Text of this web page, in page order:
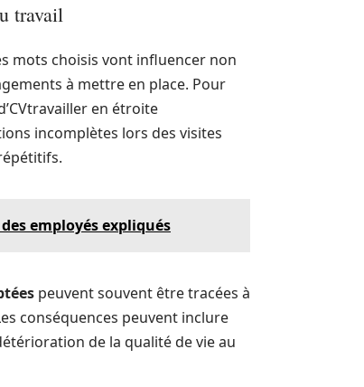
travail
mots choisis vont influencer non
à mettre en place. Pour
en étroite
incomplètes lors des visites
employés expliqués
peuvent souvent être tracées à
conséquences peuvent inclure
de la qualité de vie au